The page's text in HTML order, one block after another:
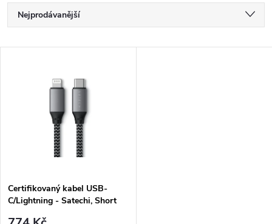
Ř
a
p
Nejprodávanější
Abecedně
s
p
Certifikovaný kabel USB-
C/Lightning - Satechi, Short